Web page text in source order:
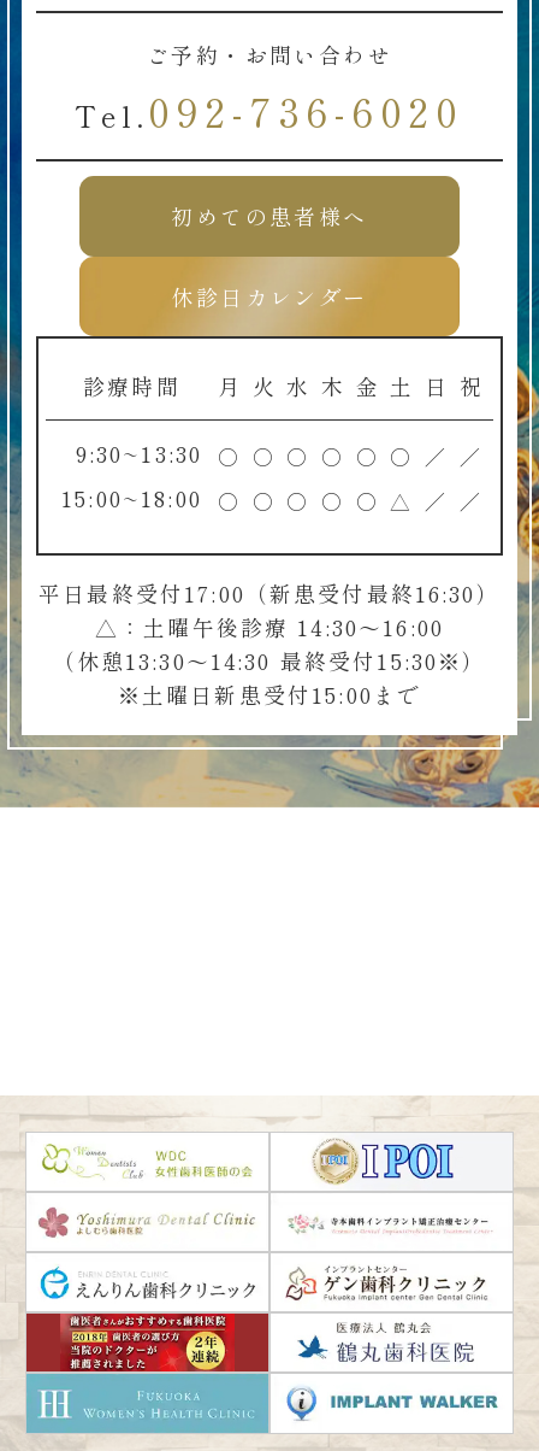
ご予約・お問い合わせ
Tel. 092-736-6020
初めての患者様へ
休診日カレンダー
診療時間 月 火 水 木 金 土 日 祝
9:30~13:30 ○ ○ ○ ○ ○ ○ ／ ／
15:00~18:00 ○ ○ ○ ○ ○ △ ／ ／
平日最終受付17:00（新患受付最終16:30）
△：土曜午後診療 14:30～16:00
（休憩13:30～14:30 最終受付15:30※）
※土曜日新患受付15:00まで